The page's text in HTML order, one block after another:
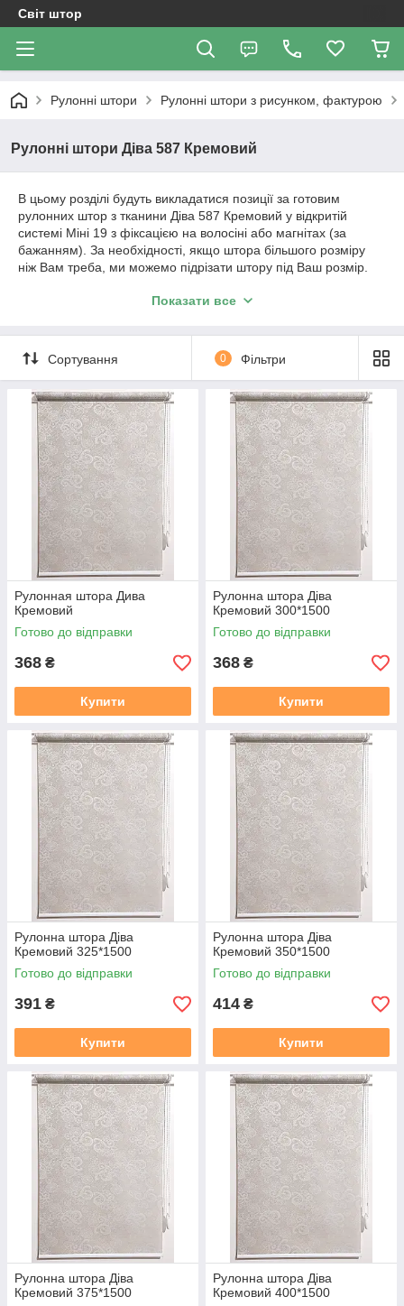
Світ штор
Рулонні штори Рулонні штори з рисунком, фактурою
Рулонні штори Діва 587 Кремовий
В цьому розділі будуть викладатися позиції за готовим
рулонних штор з тканини Діва 587 Кремовий у відкритій
системі Міні 19 з фіксацією на волосіні або магнітах (за
бажанням). За необхідності, якщо штора більшого розміру
ніж Вам треба, ми можемо підрізати штору під Ваш розмір.
Важливо!!! Як відбувається робота з нами. Ми
працюємо з усією Україною!
дзвінком або повідомленням в Вайбер.
2. Термін виготовлення 3-5 днів, залежно від тканини, і від
завантаженості.
3. Відправка готового замовлення здійснюється згідно з
даними у замовленні. Усі відправки відбуваються у
встановлений день після 19.00. Номери декларацій
розсилаються після 20,00 повідомленням у Вайбер, якщо
немає Вайбера, то звичайним СМС!!!
В даному розділі вказана ціна на рулонні штори у відкритій
системі (Міні 19), ширина штори вказана з тканини, отже
готовий замовлення входить повний монтажний комплект
(рулонна штора в зборі (штора намотане на вал з металевою
нижньою планкою), саморізи, для відкритої системи Міні 19
фіксація на волосіні або магнітах, на вибір. Штора
прикручується до вікна за допомогою саморізів, вони в
комплекті є.
Заміряти потрібно скло плюс штапик з двох сторін, там де
штапик входить в раму є стик, ось від такого стику з одного
боку, до такого ж стику з іншого боку, це і буде розмір по
тканині який вказаний на сайті.
https://mir-shtor.org/cp49985-
kak-pravilno-zameryat-rulonnye-shtory.html
Як самому встановити штори дивіться за посиланням:
https://mir-shtor.org/a238919-montazh-sistemy-mini.html
Показати все
Сортування 0 Фільтри
Рулонная штора Дива
Кремовий
Готово до відправки
368 ₴
Купити
Рулонна штора Дiва
Кремовий 300*1500
Готово до відправки
368 ₴
Купити
Рулонна штора Дiва
Кремовий 325*1500
Готово до відправки
391 ₴
Купити
Рулонна штора Дiва
Кремовий 350*1500
Готово до відправки
414 ₴
Купити
Рулонна штора Дiва
Кремовий 375*1500
Рулонна штора Дiва
Кремовий 400*1500